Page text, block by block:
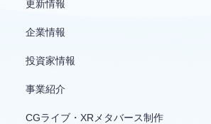
更新情報
企業情報
投資家情報
事業紹介
CGライブ・XRメタバース制作